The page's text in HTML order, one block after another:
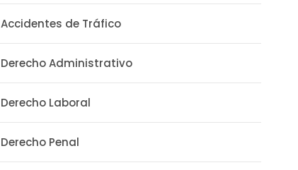
Accidentes de Tráfico
Derecho Administrativo
Derecho Laboral
Derecho Penal